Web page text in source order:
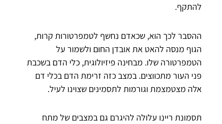
להתקף.
ההסבר לכך הוא, שכאדם נחשף לטמפרטורות קרות,
הגוף מנסה להאט את אובדן החום ולשמור על
הטמפרטורה שלו. מבחינה פיזיולוגית, כלי הדם בשכבת
פני העור מתכווצים. במצב כזה זרימת הדם בכלי דם
אלה מצטמצמת וגורמות לתסמינים שצוינו לעיל.
תסמונת ריינו עלולה להיגרם גם במצבים של מתח